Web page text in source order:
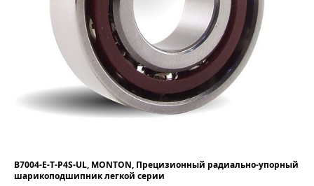
B7004-E-T-P4S-UL, MONTON, Прецизионный радиально-упорный
шарикоподшипник легкой серии